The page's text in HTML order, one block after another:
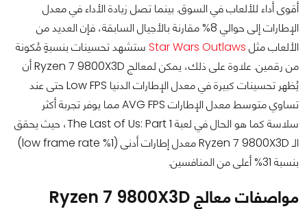
أقوى أداء للألعاب في السوق. بينما تصل زيادة الأداء في معدل
الإطارات إلى حوالي 8% مقارنة بالأجيال السابقة، فإن العديد من
الألعاب مثل Star Wars Outlaws ستشهد تحسينات بنسبةٍ مُكونة
من رقمين. علاوة على ذلك، يمكن لمعالج Ryzen 7 9800X3D أن
يُظهر تحسينات كبيرة في معدل الإطارات الدنيا Low FPS حتى عند
تساوي متوسط معدل الإطارات AVG FPS مما يوفر تجربة أكثر
سلاسة كما هو الحال في لعبة The Last of Us: Part 1، حيث يحقق
الـ Ryzen 7 9800X3D معدل إطارات أدنى (1% low frame rate)
بنسبة 31% أعلى من المنافسين.
مواصفات معالج Ryzen 7 9800X3D